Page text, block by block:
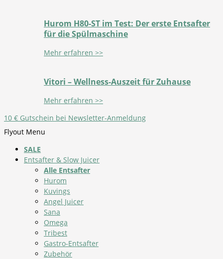
Hurom H80-ST im Test: Der erste Entsafter
für die Spülmaschine
Mehr erfahren >>
Vitori – Wellness-Auszeit für Zuhause
Mehr erfahren >>
10 € Gutschein bei Newsletter-Anmeldung
Flyout Menu
SALE
Entsafter & Slow Juicer
Alle Entsafter
Hurom
Kuvings
Angel Juicer
Sana
Omega
Tribest
Gastro-Entsafter
Zubehör